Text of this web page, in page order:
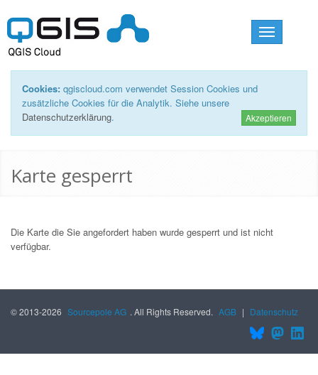
Toggle
navigation
Cookies: qgiscloud.com verwendet Session Cookies und
zusätzliche Cookies für die Analytik. Siehe unsere
Datenschutzerklärung. Akzeptieren
Karte gesperrt
Die Karte die Sie angefordert haben wurde gesperrt und ist nicht
verfügbar.
© 2013-2026 Sourcepole AG . All Rights Reserved. AGB | Datenschutz